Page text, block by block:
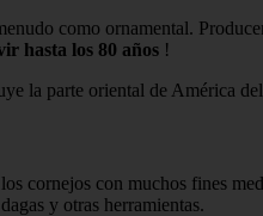
como ornamental.
hasta los 80 años !
la parte oriental de América
cornejos con muchos fines
y otras herramientas.